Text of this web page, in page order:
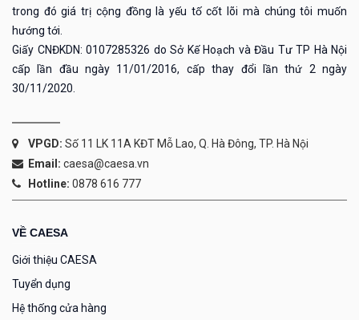
trong đó giá trị cộng đồng là yếu tố cốt lõi mà chúng tôi muốn
hướng tới.
Giấy CNĐKDN: 0107285326 do Sở Kế Hoạch và Đầu Tư TP Hà Nội
cấp lần đầu ngày 11/01/2016, cấp thay đổi lần thứ 2 ngày
30/11/2020.
VPGD: Số 11 LK 11A KĐT Mỗ Lao, Q. Hà Đông, TP. Hà Nội
Email: caesa@caesa.vn
Hotline: 0878 616 777
VỀ CAESA
Giới thiệu CAESA
Tuyển dụng
Hệ thống cửa hàng